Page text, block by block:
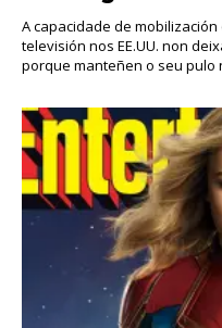
A capacidade de
televisión nos EE.UU. non
porque manteñen o seu pulo